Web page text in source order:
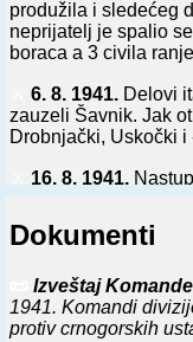
produžila i sledećeg
neprijatelj je spalio
boraca a 3 civila
6. 8. 1941. Delovi
zauzeli Šavnik. Jak
Drobnjački, Uskočki
16. 8. 1941.
divizije -Kačatori
⚔️ 29. 8. 1941. Jedan
divizije -Marke- iz
u Bileći. Tim je
druge zone.
Dokumenti
Izveštaj
1941. Komandi
protiv crnogorskih